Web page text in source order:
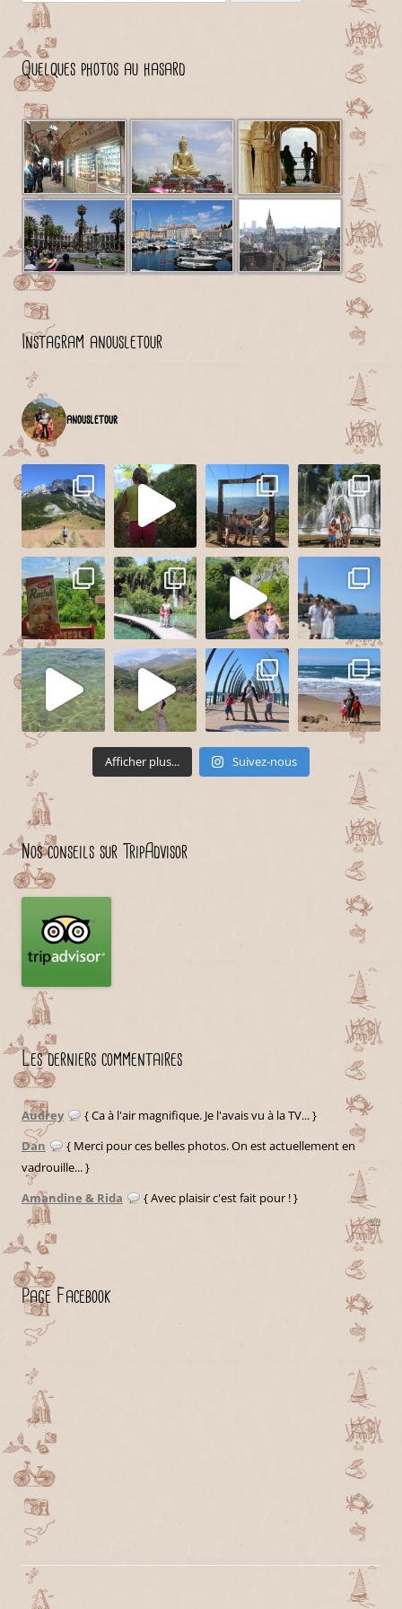
Quelques photos au hasard
Instagram anousletour
anousletour
Afficher plus... Suivez-nous
Nos conseils sur TripAdvisor
Les derniers commentaires
Audrey
{ Ca à l'air magnifique. Je l'avais vu à la TV... }
Dan
{ Merci pour ces belles photos. On est actuellement en
vadrouille... }
Amandine & Rida
{ Avec plaisir c'est fait pour ! }
»»
Page Facebook